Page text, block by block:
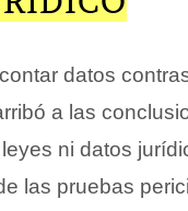
datos
a las
ni datos
las pruebas